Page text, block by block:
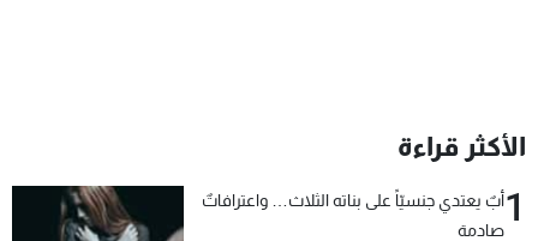
الأكثر قراءة
1أبٌ يعتدي جنسيّاً على بناته الثلاث… واعترافاتٌ
صادمة